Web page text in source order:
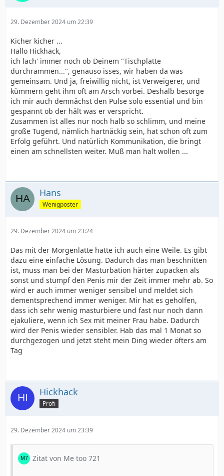
29. Dezember 2024 um 22:39
Kicher kicher ...
Hallo Hickhack,
ich lach' immer noch ob Deinem "Tischplatte
durchrammen...", genauso isses, wir haben da was
gemeinsam. Und ja, freiwillig nicht, ist Verweigerer, und
kümmern geht ihm oft am Arsch vorbei. Deshalb besorge
ich mir auch demnächst den Pulse solo essential und bin
gespannt ob der hält was er verspricht.
Zusammen ist alles nur noch halb so schlimm, und meine
große Tugend, nämlich hartnäckig sein, hat schon oft zum
Erfolg geführt. Und natürlich Kommunikation, die bringt
einen am schnellsten weiter. Muß man halt wollen ...
Hans
Wenigposter
29. Dezember 2024 um 23:24
Das mit der Morgenlatte hatte ich auch eine Weile. Es gibt
dazu eine einfache Lösung. Dadurch das man beschnitten
ist, muss man bei der Masturbation härter zupacken als
sonst und stumpf den Penis mir der Zeit immer mehr ab. So
wird er auch immer weniger sensibel und meldet sich
dementsprechend immer weniger. Mir hat es geholfen,
dass ich sehr wenig masturbiere und fast nur noch dann
ejakuliere, wenn ich Sex mit meiner Frau habe. Dadurch
wird der Penis wieder sensibler. Hab das mal 1 Monat so
durchgezogen und jetzt steht mein Ding wieder öfters am
Tag
Hickhack
Profi
29. Dezember 2024 um 23:39
Zitat von Me too 721